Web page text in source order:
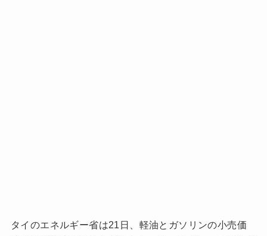
タイのエネルギー省は21日、軽油とガソリンの小売価